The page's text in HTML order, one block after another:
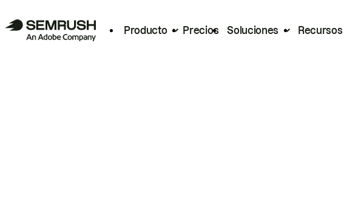
Producto Precios Soluciones Recursos